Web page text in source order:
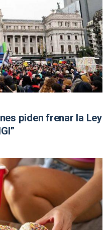
piden frenar la Ley